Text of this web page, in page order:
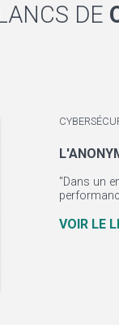
DE
"Dans un
VOIR LE